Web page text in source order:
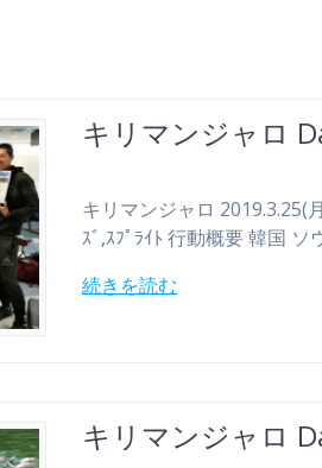
キリマンジャロ
キリマンジャロ 2019.3.25(
ｽﾞ,ｽﾌﾟﾗｲﾄ 行動概要 韓国
続きを読む
キリマンジャロ